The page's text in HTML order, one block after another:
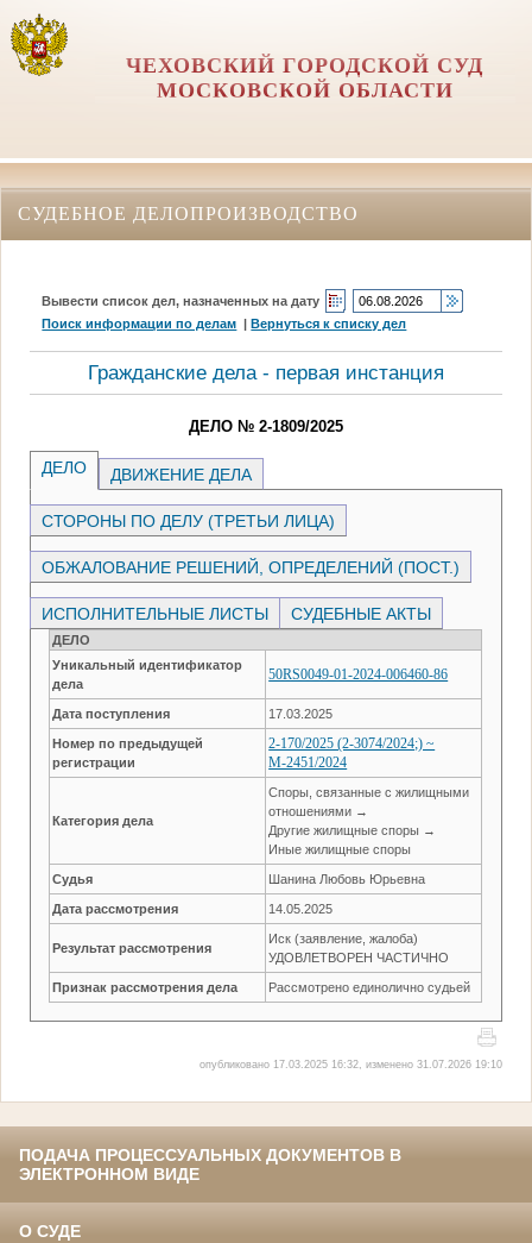
ЧЕХОВСКИЙ ГОРОДСКОЙ СУД
МОСКОВСКОЙ ОБЛАСТИ
СУДЕБНОЕ ДЕЛОПРОИЗВОДСТВО
Вывести список дел, назначенных на дату
Поиск информации по делам |Вернуться к списку дел
Гражданские дела - первая инстанция
ДЕЛО № 2-1809/2025
ДЕЛО ДВИЖЕНИЕ ДЕЛА
СТОРОНЫ ПО ДЕЛУ (ТРЕТЬИ ЛИЦА)
ОБЖАЛОВАНИЕ РЕШЕНИЙ, ОПРЕДЕЛЕНИЙ (ПОСТ.)
ИСПОЛНИТЕЛЬНЫЕ ЛИСТЫ СУДЕБНЫЕ АКТЫ
ДЕЛО
Уникальный идентификатор
дела
50RS0049-01-2024-006460-86
Дата поступления 17.03.2025
Номер по предыдущей
регистрации
2-170/2025 (2-3074/2024;) ~
М-2451/2024
Категория дела
Споры, связанные с жилищными
отношениями →
Другие жилищные споры →
Иные жилищные споры
Судья Шанина Любовь Юрьевна
Дата рассмотрения 14.05.2025
Результат рассмотрения
Иск (заявление, жалоба)
УДОВЛЕТВОРЕН ЧАСТИЧНО
Признак рассмотрения дела Рассмотрено единолично судьей
опубликовано 17.03.2025 16:32, изменено 31.07.2026 19:10
ПОДАЧА ПРОЦЕССУАЛЬНЫХ ДОКУМЕНТОВ В
ЭЛЕКТРОННОМ ВИДЕ
О СУДЕ